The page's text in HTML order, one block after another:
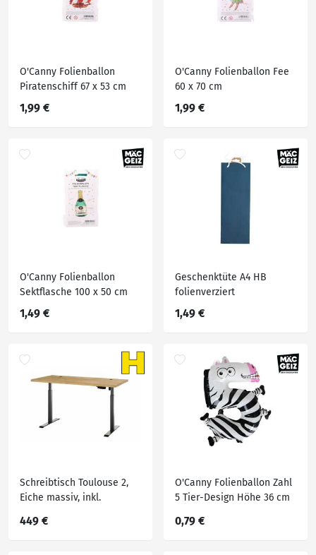
O'Canny Folienballon
Piratenschiff 67 x 53 cm
1,99 €
O'Canny Folienballon Fee
60 x 70 cm
1,99 €
O'Canny Folienballon
Sektflasche 100 x 50 cm
1,49 €
Geschenktüte A4 HB
folienverziert
1,49 €
Schreibtisch Toulouse 2,
Eiche massiv, inkl.
449 €
O'Canny Folienballon Zahl
5 Tier-Design Höhe 36 cm
0,79 €